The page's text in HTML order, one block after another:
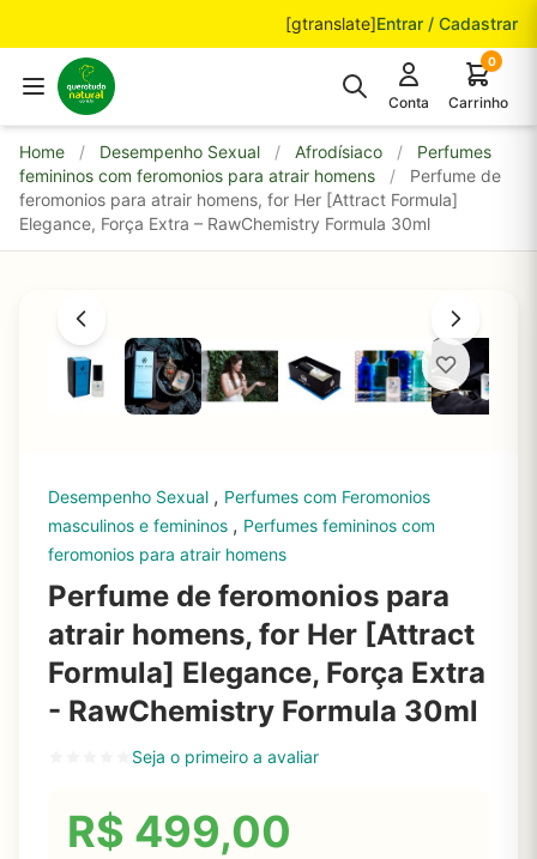
[gtranslate]Entrar / Cadastrar
Conta
0
Carrinho
Home / Desempenho Sexual / Afrodísiaco /
Perfumes
femininos com feromonios para atrair homens
/
Perfume de
feromonios para atrair homens, for Her [Attract Formula]
Elegance, Força Extra – RawChemistry Formula 30ml
Desempenho Sexual , Perfumes com Feromonios
masculinos e femininos , Perfumes femininos com
feromonios para atrair homens
Perfume de feromonios para
atrair homens, for Her [Attract
Formula] Elegance, Força Extra
- RawChemistry Formula 30ml
Seja o primeiro a avaliar
R$ 499,00